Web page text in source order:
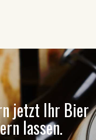
jetzt Ihr Bier
lassen.